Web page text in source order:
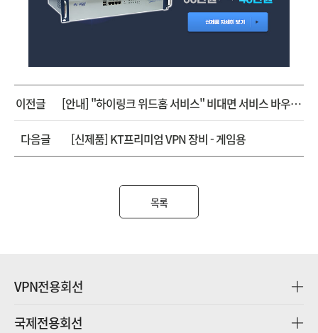
이전글 [안내] "하이링크 위드홈 서비스" 비대면 서비스 바우처 공급기업 선정!!
다음글 [신제품] KT프리미엄 VPN 장비 - 게임용
목록
VPN전용회선
국제전용회선